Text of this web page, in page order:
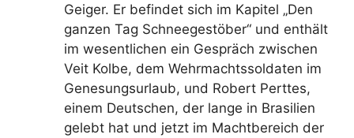
Geiger. Er befindet sich im Kapitel „Den
ganzen Tag Schneegestöber“ und enthält
im wesentlichen ein Gespräch zwischen
Veit Kolbe, dem Wehrmachtssoldaten im
Genesungsurlaub, und Robert Perttes,
einem Deutschen, der lange in Brasilien
gelebt hat und jetzt im Machtbereich der